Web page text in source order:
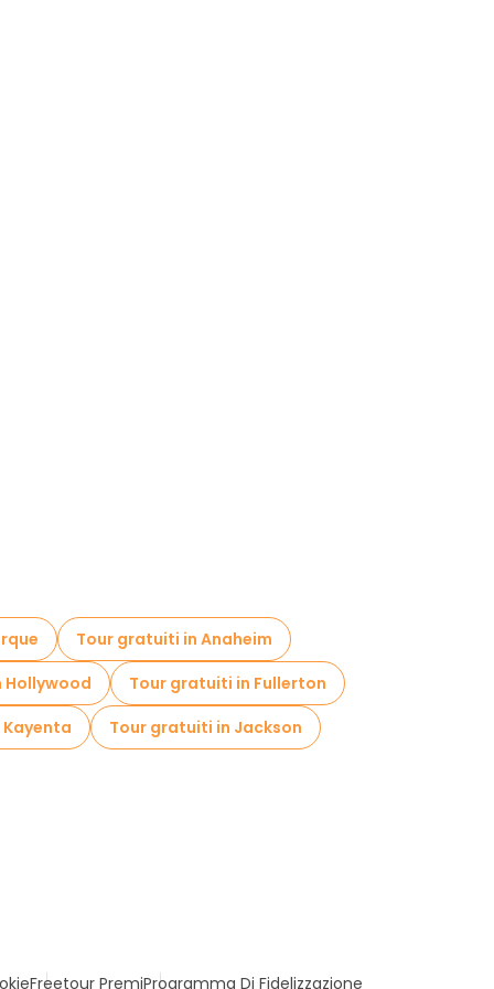
Tour gratuiti in Anaheim
Tour gratuiti in Fullerton
Tour gratuiti in Jackson
Freetour PremiProgramma Di Fidelizzazione